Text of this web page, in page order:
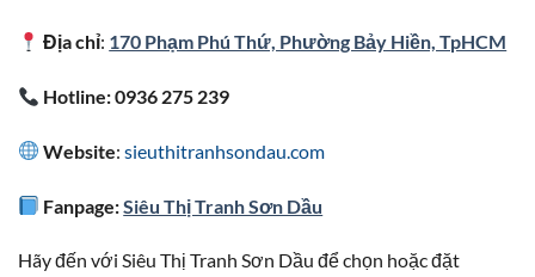
Địa chỉ: 170 Phạm Phú Thứ, Phường Bảy Hiền, TpHCM
Hotline: 0936 275 239
Website:sieuthitranhsondau.com
Fanpage:Siêu Thị Tranh Sơn Dầu
Hãy đến với Siêu Thị Tranh Sơn Dầu để chọn hoặc đặt